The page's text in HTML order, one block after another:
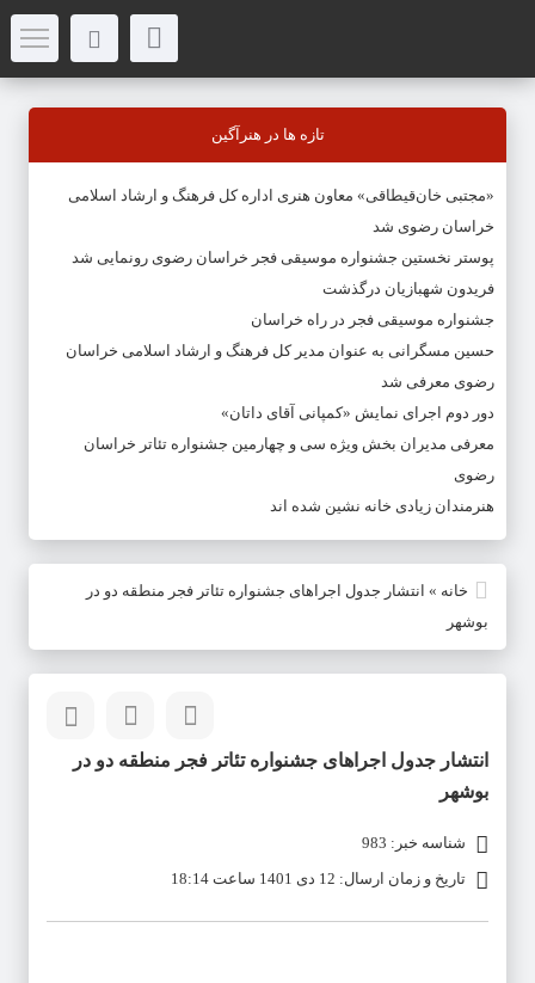
تازه ها در هنرآگین
«مجتبی خان‌قیطاقی» معاون هنری اداره کل فرهنگ و ارشاد اسلامی
خراسان رضوی شد
پوستر نخستین جشنواره موسیقی فجر خراسان رضوی رونمایی شد
فریدون شهبازیان درگذشت
جشنواره موسیقی فجر در راه خراسان
حسین مسگرانی به عنوان مدیر کل فرهنگ و ارشاد اسلامی خراسان
رضوی معرفی شد
دور دوم اجرای نمایش «کمپانی آقای داتان»
معرفی مدیران بخش ویژه سی و چهارمین جشنواره تئاتر خراسان
رضوی
هنرمندان زیادی خانه نشین شده اند
خانه » انتشار جدول اجراهای جشنواره تئاتر فجر منطقه دو در
بوشهر
انتشار جدول اجراهای جشنواره تئاتر فجر منطقه دو در
بوشهر
شناسه خبر: 983
تاریخ و زمان ارسال: 12 دی 1401 ساعت 18:14